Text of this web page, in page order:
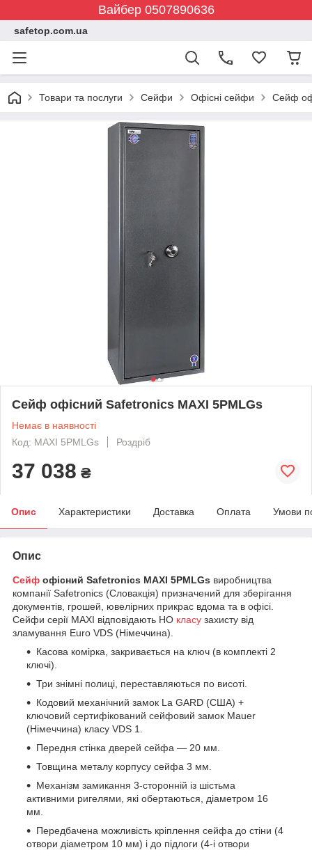
Вайбер 0507890636
safetop.com.ua
Товари та послуги Сейфи Офісні сейфи Сейф
Сейф офісний Safetronics MAXI 5PMLGs
Немає в наявності
Код: MAXI 5PMLGs
Роздріб
37 038 ₴
Опис Характеристики Доставка Оплата Умови
Опис
Сейф офісний Safetronics MAXI 5PMLGs виробництва
компанії Safetronics (Словакція) призначений для зберігання
документів, грошей, ювелірних прикрас вдома та в офісі.
Сейфи серії MAXI відповідають НO класу захисту від
зламування Euro VDS (Німеччина).
Касова комірка, закривається на ключ (в комплекті 2
ключі).
Три знімні полиці, переставляються по висоті.
Кодовий механічний замок La GARD (США) +
ключовий сертифікований сейфовий замок Mauer
(Німеччина) класу VDS 1.
Передня стінка дверей сейфа — 20 мм.
Товщина металу корпусу сейфа 3 мм.
Механізм замикання 3-сторонній із шістьма
активними ригелями, які обертаються, діаметром 16
мм.
Передбачена можливість кріплення сейфа до стіни (4
отвори діаметром 10 мм) і до підлоги (4-і отвори